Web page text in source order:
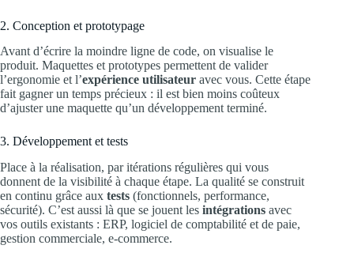
2. Conception et prototypage
Avant d’écrire la moindre ligne de code, on visualise le
produit. Maquettes et prototypes permettent de valider
l’ergonomie et l’expérience utilisateur avec vous. Cette étape
fait gagner un temps précieux : il est bien moins coûteux
d’ajuster une maquette qu’un développement terminé.
3. Développement et tests
Place à la réalisation, par itérations régulières qui vous
donnent de la visibilité à chaque étape. La qualité se construit
en continu grâce aux tests (fonctionnels, performance,
sécurité). C’est aussi là que se jouent les intégrations avec
vos outils existants : ERP, logiciel de comptabilité et de paie,
gestion commerciale, e-commerce.